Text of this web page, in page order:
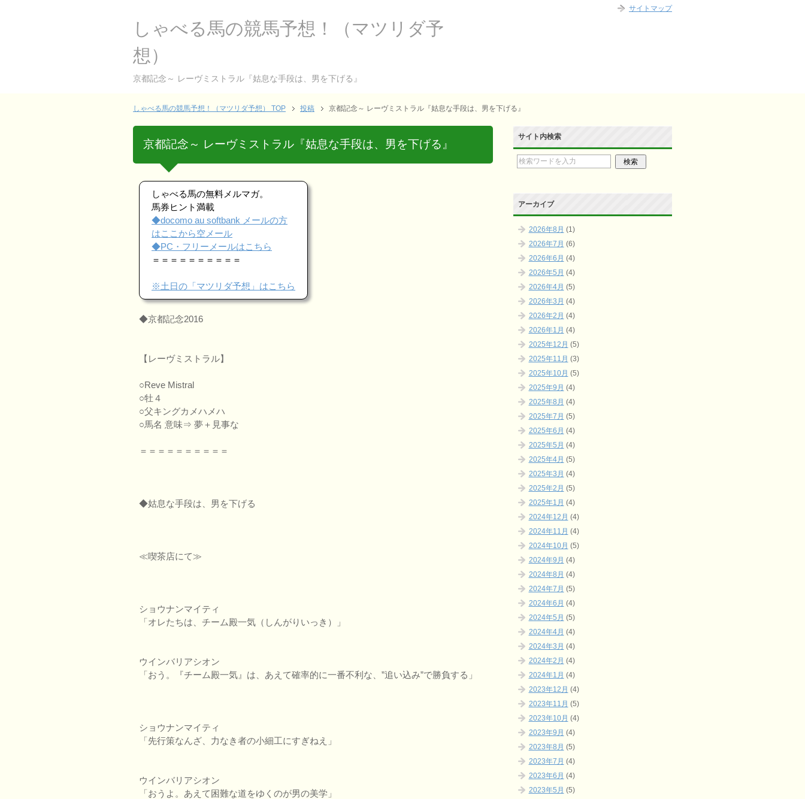
しゃべる馬の競馬予想！（マツリダ予
想）
京都記念～ レーヴミストラル『姑息な手段は、男を下げる』
しゃべる馬の競馬予想！（マツリダ予想） TOP 投稿 京都記念～ レーヴミストラル『姑息な手段は、男を下げる』
京都記念～ レーヴミストラル『姑息な手段は、男を下げる』
しゃべる馬の無料メルマガ。
馬券ヒント満載
◆docomo au softbank メールの方
はここから空メール
◆PC・フリーメールはこちら
＝＝＝＝＝＝＝＝＝＝
※土日の「マツリダ予想」はこちら
◆京都記念2016
【レーヴミストラル】
○Reve Mistral
○牡４
○父キングカメハメハ
○馬名 意味⇒ 夢＋見事な
＝＝＝＝＝＝＝＝＝＝
◆姑息な手段は、男を下げる
≪喫茶店にて≫
ショウナンマイティ
「オレたちは、チーム殿一気（しんがりいっき）」
ウインバリアシオン
「おう。『チーム殿一気』は、あえて確率的に一番不利な、”追い込み”で勝負する」
ショウナンマイティ
「先行策なんざ、力なき者の小細工にすぎねえ」
ウインバリアシオン
「おうよ。あえて困難な道をゆくのが男の美学」
サイト内検索
アーカイブ
2026年8月 (1)
2026年7月 (6)
2026年6月 (4)
2026年5月 (4)
2026年4月 (5)
2026年3月 (4)
2026年2月 (4)
2026年1月 (4)
2025年12月 (5)
2025年11月 (3)
2025年10月 (5)
2025年9月 (4)
2025年8月 (4)
2025年7月 (5)
2025年6月 (4)
2025年5月 (4)
2025年4月 (5)
2025年3月 (4)
2025年2月 (5)
2025年1月 (4)
2024年12月 (4)
2024年11月 (4)
2024年10月 (5)
2024年9月 (4)
2024年8月 (4)
2024年7月 (5)
2024年6月 (4)
2024年5月 (5)
2024年4月 (4)
2024年3月 (4)
2024年2月 (4)
2024年1月 (4)
2023年12月 (4)
2023年11月 (5)
2023年10月 (4)
2023年9月 (4)
2023年8月 (5)
2023年7月 (4)
2023年6月 (4)
2023年5月 (5)
サイトマップ